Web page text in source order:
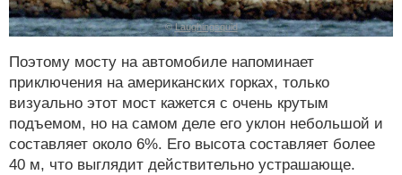
©Laughingsquid
Поэтому мосту на автомобиле напоминает
приключения на американских горках, только
визуально этот мост кажется с очень крутым
подъемом, но на самом деле его уклон небольшой и
составляет около 6%. Его высота составляет более
40 м, что выглядит действительно устрашающе.